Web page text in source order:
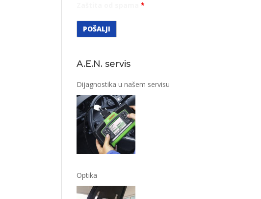
Zaštita od spama*
A.E.N. servis
Dijagnostika u našem servisu
Optika